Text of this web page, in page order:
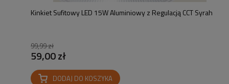
Kinkiet Sufitowy LED 15W Aluminiowy z Regulacją CCT Syrah
99,99 zł
59,00 zł
DODAJ DO KOSZYKA